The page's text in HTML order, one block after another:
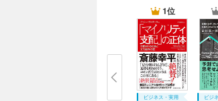
ら妥協による共同意思はあり
・市民革命によってブルジョ
府を求めた。この市民革命に
る運動別に、富裕層ではない
派。ただし、伝統が何かによっ
・ポピュリズム勢力に対する
・ポピュリズムは大衆に迎合
1位
ビジネス・実用 ビジ